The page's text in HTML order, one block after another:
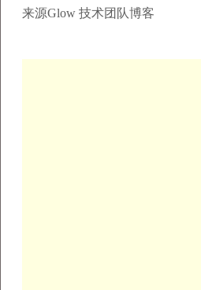
来源Glow 技术团队博客